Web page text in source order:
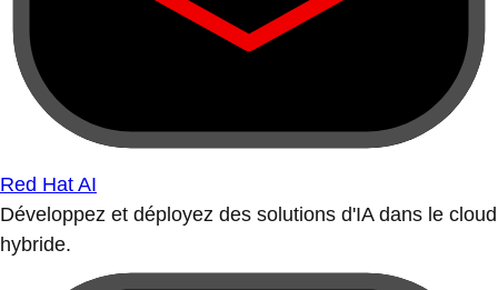
Red Hat AI
Développez et déployez des solutions d'IA dans le cloud
hybride.